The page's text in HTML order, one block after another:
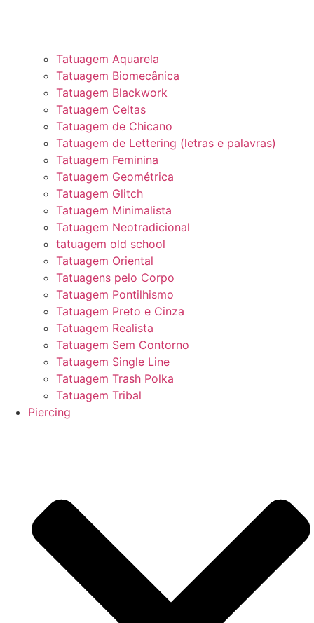
Tatuagem Aquarela
Tatuagem Biomecânica
Tatuagem Blackwork
Tatuagem Celtas
Tatuagem de Chicano
Tatuagem de Lettering (letras e palavras)
Tatuagem Feminina
Tatuagem Geométrica
Tatuagem Glitch
Tatuagem Minimalista
Tatuagem Neotradicional
tatuagem old school
Tatuagem Oriental
Tatuagens pelo Corpo
Tatuagem Pontilhismo
Tatuagem Preto e Cinza
Tatuagem Realista
Tatuagem Sem Contorno
Tatuagem Single Line
Tatuagem Trash Polka
Tatuagem Tribal
Piercing